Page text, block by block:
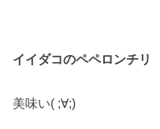
イイダコのペペロンチリ
美味い( ;∀;)